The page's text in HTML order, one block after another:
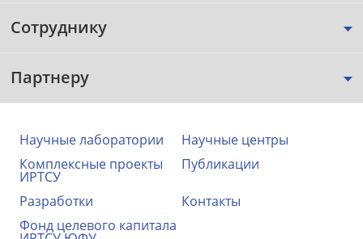
Сотруднику
Партнеру
Научные лаборатории
Научные центры
Комплексные проекты
ИРТСУ
Публикации
Разработки
Контакты
Фонд целевого капитала